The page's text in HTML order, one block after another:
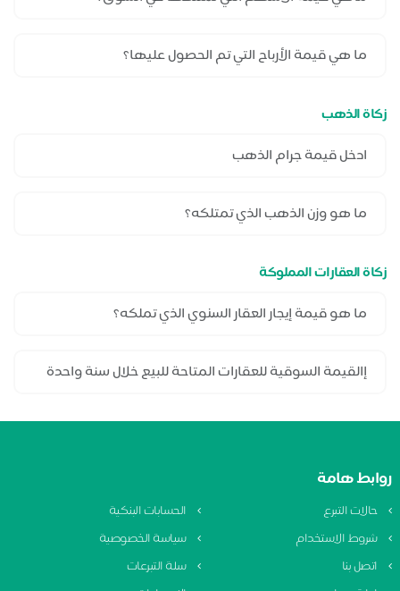
زكاة الذهب
زكاة العقارات المملوكة
روابط هامة
حالات التبرع
الحسابات البنكية
شروط الاستخدام
سياسة الخصوصية
اتصل بنا
سلة التبرعات